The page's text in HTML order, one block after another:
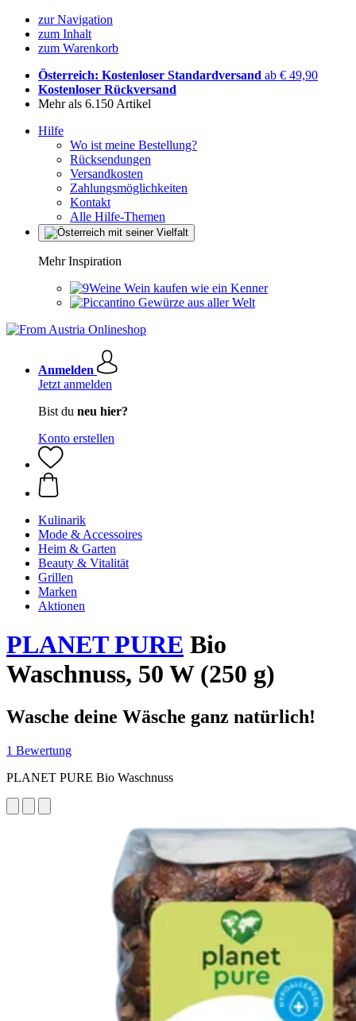
zur Navigation
zum Inhalt
zum Warenkorb
Österreich: Kostenloser Standardversand ab € 49,90
Kostenloser Rückversand
Mehr als 6.150 Artikel
Hilfe
Wo ist meine Bestellung?
Rücksendungen
Versandkosten
Zahlungsmöglichkeiten
Kontakt
Alle Hilfe-Themen
Mehr Inspiration
Wein kaufen wie ein Kenner
Gewürze aus aller Welt
Anmelden
Jetzt anmelden
Bist du neu hier?
Konto erstellen
Kulinarik
Mode & Accessoires
Heim & Garten
Beauty & Vitalität
Grillen
Marken
Aktionen
PLANET PURE Bio
Waschnuss, 50 W (250 g)
Wasche deine Wäsche ganz natürlich!
1 Bewertung
PLANET PURE Bio Waschnuss